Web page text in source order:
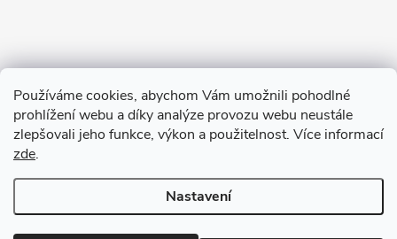
Používáme cookies, abychom Vám umožnili pohodlné
prohlížení webu a díky analýze provozu webu neustále
zlepšovali jeho funkce, výkon a použitelnost. Více informací
zde.
Nastavení
Sledovat na Instagramu
Blog
Copyright 2026Mydlárna U Dvou koček. Všechna práva vyhrazena.